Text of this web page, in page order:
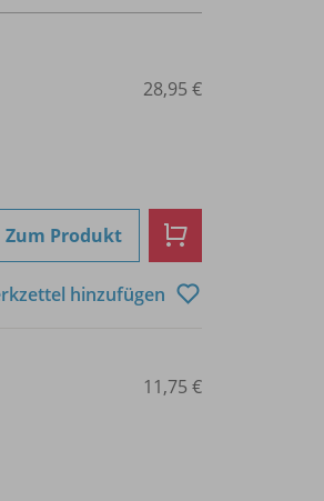
28,95 €
Zum Produkt
hinzufügen
11,75 €